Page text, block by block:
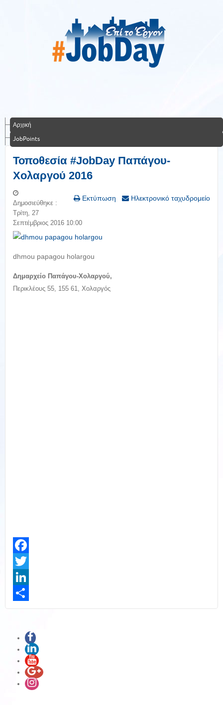
Αρχική
JobPoints
Τοποθεσία #JobDay Παπάγου-
Χολαργού 2016
Εκτύπωση Ηλεκτρονικό ταχυδρομείο
Δημοσιεύθηκε :
Τρίτη, 27
Σεπτέμβριος 2016 10:00
dhmou papagou holargou
Δημαρχείο Παπάγου-Χολαργού,
Περικλέους 55, 155 61, Χολαργός
Facebook
Twitter
LinkedIn
Share